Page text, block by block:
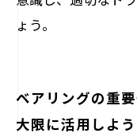
ょう。
ベアリングの重
大限に活用しよう